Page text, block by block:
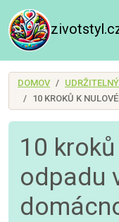
DOMOV
10 KROKŮ K
10
odpadu